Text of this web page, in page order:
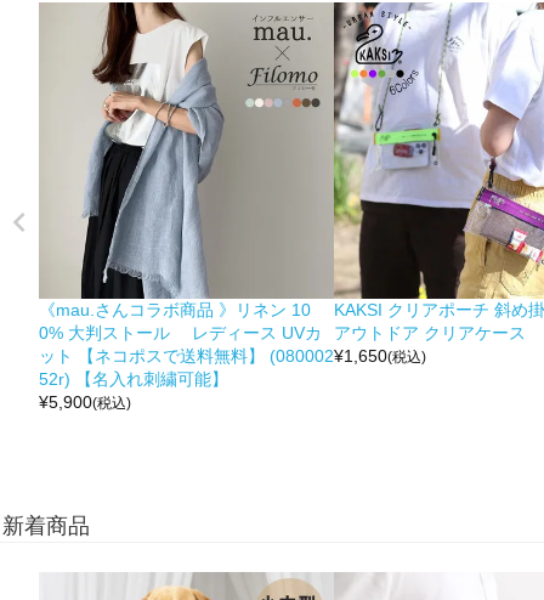
《mau.さんコラボ商品 》リネン 10
0% 大判ストール レディース UVカ
ット 【ネコポスで送料無料】 (080002
52r) 【名入れ刺繍可能】
¥5,900(税込)
KAKSI クリアポーチ 斜め
アウトドア クリアケース
¥1,650(税込)
新着商品